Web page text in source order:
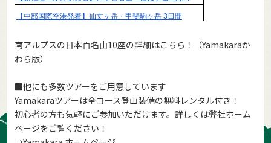
南アルプスの日本百名山10座の詳細はこちら ！（Yamakaraか
わら版）
■他にも多数ツアーをご用意しています
Yamakaraツアーは全コース登山装備の無料レンタル付き！
初心者の方も気軽にご参加いただけます。詳しくは弊社ホーム
ページをご覧ください！